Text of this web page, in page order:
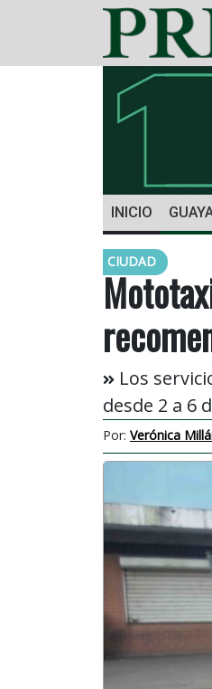
INICIO
CIUDAD
Los
desde 2 a 6
Por: Verónica